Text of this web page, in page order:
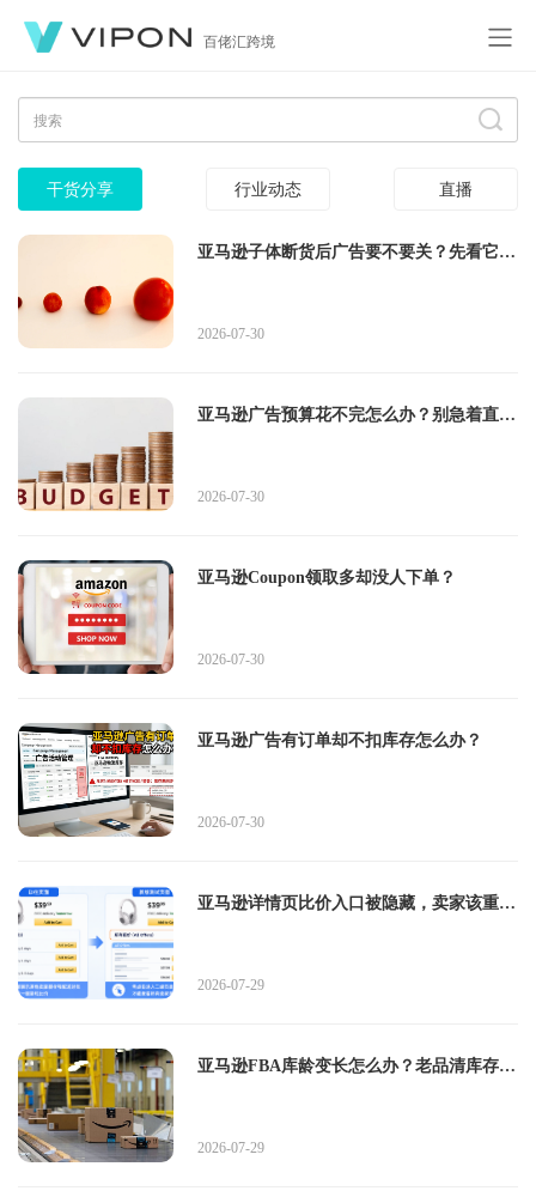
百佬汇跨境
干货分享 行业动态 直播
亚马逊子体断货后广告要不要关？先看它是
2026-07-30
亚马逊广告预算花不完怎么办？别急着直接
2026-07-30
亚马逊Coupon领取多却没人下单？
2026-07-30
亚马逊广告有订单却不扣库存怎么办？
2026-07-30
亚马逊详情页比价入口被隐藏，卖家该重新
2026-07-29
亚马逊FBA库龄变长怎么办？老品清库存按
2026-07-29